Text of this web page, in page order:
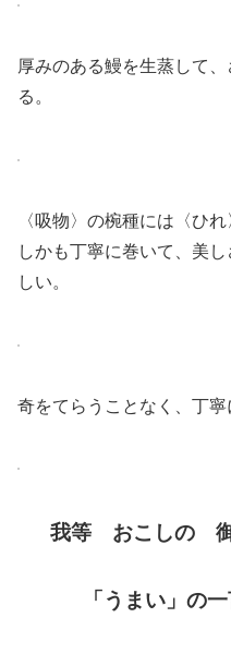
厚みのある鰻を生蒸して
る。
〈吸物〉の椀種には〈ひれ
しかも丁寧に巻いて、美
しい。
奇をてらうことなく、丁寧
我等 おこしの
「うまい」の